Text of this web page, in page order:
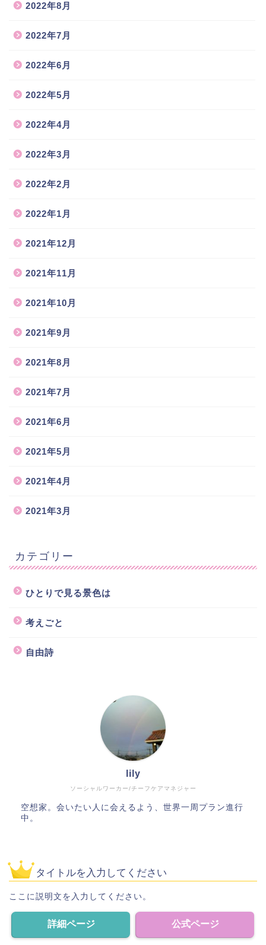
2022年8月
2022年7月
2022年6月
2022年5月
2022年4月
2022年3月
2022年2月
2022年1月
2021年12月
2021年11月
2021年10月
2021年9月
2021年8月
2021年7月
2021年6月
2021年5月
2021年4月
2021年3月
カテゴリー
ひとりで見る景色は
考えごと
自由詩
ソーシャルワーカー/チーフケアマネジャー
lily
空想家。会いたい人に会えるよう、世界一周プラン進行
中。
タイトルを入力してください
ここに説明文を入力してください。
詳細ページ 公式ページ